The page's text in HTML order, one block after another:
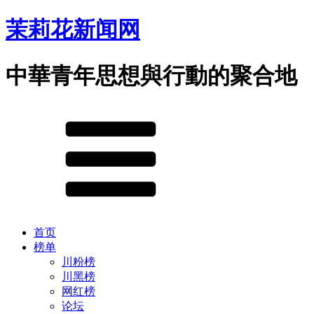
茉莉花新闻网
中華青年思想與行動的聚合地
首页
榜单
川粉榜
川黑榜
网红榜
论坛